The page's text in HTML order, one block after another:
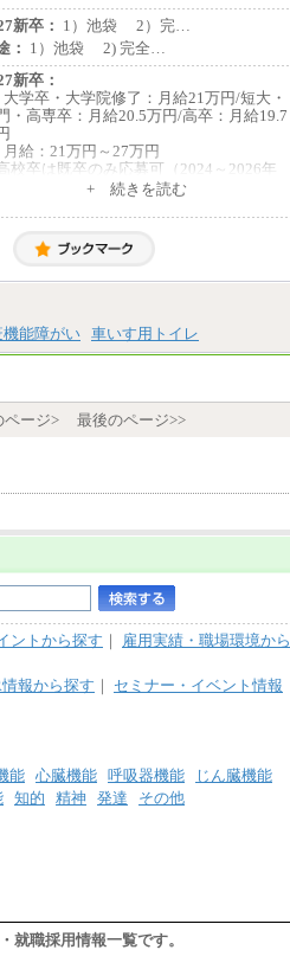
新卒：
1）池袋 2）完…
：
1）池袋 2) 完全…
新卒：
大学卒・大学院修了：月給21万円/短大・
・高専卒：月給20.5万円/高卒：月給19.7
月給：21万円～27万円
校卒は既卒のみ応募可（2024～2026年
月給：21万円～25万円
給：21万円～27万円
+ 続きを読む
機能障がい 車いす用トイレ
ページ> 最後のページ>>
ントから探す ｜ 雇用実績・職場環境から
情報から探す ｜ セミナー・イベント情報
能 心臓機能 呼吸器機能
じん臓機能
知的 精神 発達 その他
就職採用情報一覧です。